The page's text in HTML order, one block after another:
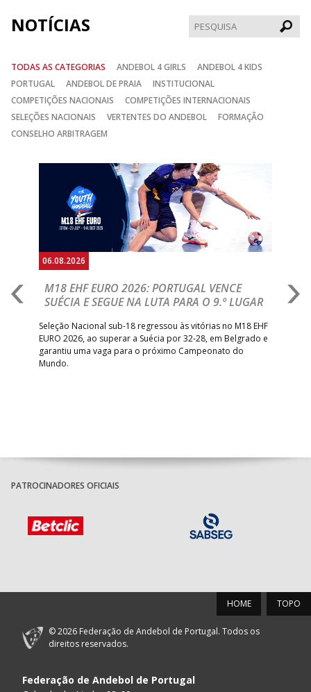
NOTÍCIAS
TODAS AS CATEGORIAS ANDEBOL 4 GIRLS
ANDEBOL 4 KIDS
PORTUGAL
ANDEBOL DE PRAIA
INSTITUCIONAL
COMPETIÇÕES NACIONAIS
COMPETIÇÕES INTERNACIONAIS
SELEÇÕES NACIONAIS
VERTENTES DO ANDEBOL
FORMAÇÃO
CONSELHO ARBITRAGEM
06.08.2026
M18 EHF EURO 2026: PORTUGAL VENCE
SUÉCIA E SEGUE NA LUTA PARA O 9.º LUGAR
Seleção Nacional sub-18 regressou às vitórias no M18 EHF
EURO 2026, ao superar a Suécia por 32-28, em Belgrado e
garantiu uma vaga para o próximo Campeonato do
Mundo.
PATROCINADORES OFICIAIS
TOPO
HOME
© 2026 Federação de Andebol de Portugal. Todos os
direitos reservados.
Federação de Andebol de Portugal